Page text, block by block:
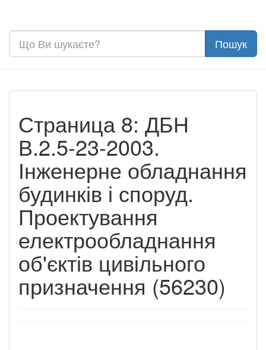
Страница 8: ДБН
В.2.5-23-2003.
Інженерне обладнання
будинків і споруд.
Проектування
електрообладнання
об'єктів цивільного
призначення (56230)